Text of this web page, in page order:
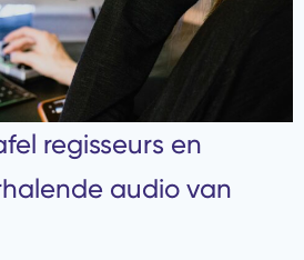
regisseurs en
audio van